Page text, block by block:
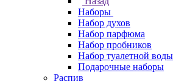
Наборы
Набор духов
Набор парфюма
Набор пробников
Набор туалетной воды
Подарочные наборы
Распив